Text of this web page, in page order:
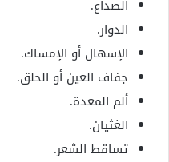
الصداع.
الدوار.
الإسهال أو الإمساك.
جفاف العين أو الحلق.
ألم المعدة.
الغثيان.
تساقط الشعر.